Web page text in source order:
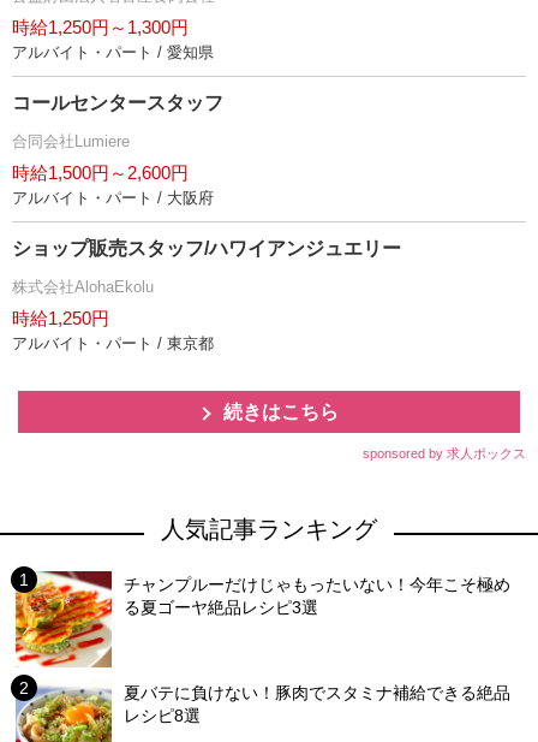
時給1,250円～1,300円
アルバイト・パート / 愛知県
コールセンタースタッフ
合同会社Lumiere
時給1,500円～2,600円
アルバイト・パート / 大阪府
ショップ販売スタッフ/ハワイアンジュエリー
株式会社AlohaEkolu
時給1,250円
アルバイト・パート / 東京都
続きはこちら
sponsored by 求人ボックス
人気記事ランキング
チャンプルーだけじゃもったいない！今年こそ極め
る夏ゴーヤ絶品レシピ3選
夏バテに負けない！豚肉でスタミナ補給できる絶品
レシピ8選